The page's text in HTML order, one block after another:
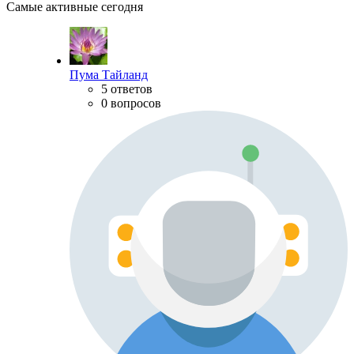
Самые активные сегодня
Пума Тайланд
5 ответов
0 вопросов